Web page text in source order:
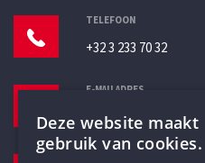
TELEFOON
+32 3 233 70 32
E-MAILADRES
Deze website maakt
gebruik van cookies.